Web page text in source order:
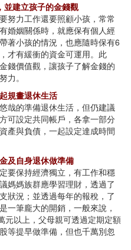
並建立孩子的金錢觀
努力工作還要照顧小孩，常常
婚姻關係時，就應保有個人經
著小孩的情況，也應隨時保有6
才有緩衝的資金可運用。此
錢價值觀，讓孩子了解金錢的
力。
規畫退休生活
哉的準備退休生活，但仍建議
可設定共同帳戶，各拿一部分
產與負債，一起設定達成時間
及自身退休做準備
要保持經濟獨立，有工作和穩
媽媽族群應學習理財，透過了
狀況；並透過每年的報稅，了
一筆龐大的開銷，一般來說，
元以上，父母親可透過定期定額
等提早做準備，但也千萬別忽